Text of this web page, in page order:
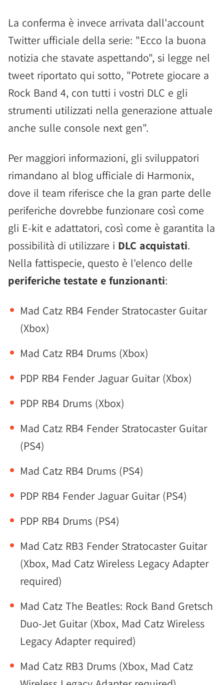
La conferma è invece arrivata dall'account
Twitter ufficiale della serie: "Ecco la buona
notizia che stavate aspettando", si legge nel
tweet riportato qui sotto, "Potrete giocare a
Rock Band 4, con tutti i vostri DLC e gli
strumenti utilizzati nella generazione attuale
anche sulle console next gen".
Per maggiori informazioni, gli sviluppatori
rimandano al blog ufficiale di Harmonix,
dove il team riferisce che la gran parte delle
periferiche dovrebbe funzionare così come
gli E-kit e adattatori, così come è garantita la
possibilità di utilizzare i DLC acquistati.
Nella fattispecie, questo è l'elenco delle
periferiche testate e funzionanti:
Mad Catz RB4 Fender Stratocaster Guitar
(Xbox)
Mad Catz RB4 Drums (Xbox)
PDP RB4 Fender Jaguar Guitar (Xbox)
PDP RB4 Drums (Xbox)
Mad Catz RB4 Fender Stratocaster Guitar
(PS4)
Mad Catz RB4 Drums (PS4)
PDP RB4 Fender Jaguar Guitar (PS4)
PDP RB4 Drums (PS4)
Mad Catz RB3 Fender Stratocaster Guitar
(Xbox, Mad Catz Wireless Legacy Adapter
required)
Mad Catz The Beatles: Rock Band Gretsch
Duo-Jet Guitar (Xbox, Mad Catz Wireless
Legacy Adapter required)
Mad Catz RB3 Drums (Xbox, Mad Catz